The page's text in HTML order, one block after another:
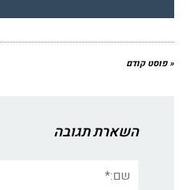
« פוסט קודם
השארת תגובה